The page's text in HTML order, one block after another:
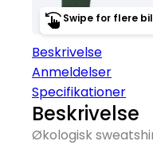
Swipe for flere
Beskrivelse
Anmeldelser
Specifikationer
Beskrivelse
Økologisk